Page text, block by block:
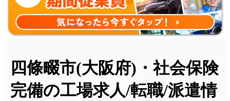
四條畷市(大阪府)・社会保険
完備の工場求人/転職/派遣情